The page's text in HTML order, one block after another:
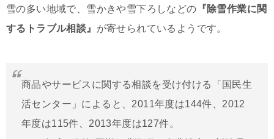
雪の多い地域で、雪かきや雪下ろしなどの 『除雪作業に関
するトラブル相談』 が寄せられているようです。
商品やサービスに関する相談を受け付ける「国民生
活センター」によると、2011年度は144件、2012
年度は115件、2013年度は127件。